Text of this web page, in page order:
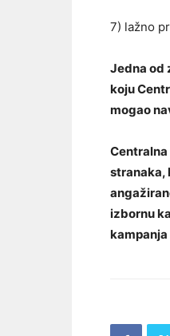
7) lažno
Jedna od
koju
mogao
stranaka,
izbornu